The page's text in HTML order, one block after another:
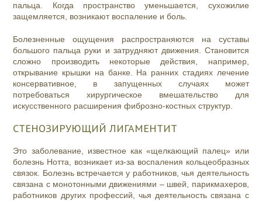
пальца. Когда пространство уменьшается, сухожилие
защемляется, возникают воспаление и боль.
Болезненные ощущения распространяются на суставы
большого пальца руки и затрудняют движения. Становится
сложно производить некоторые действия, например,
открывание крышки на банке. На ранних стадиях лечение
консервативное, в запущенных случаях может
потребоваться хирургическое вмешательство для
искусственного расширения фиброзно-костных структур.
СТЕНОЗИРУЮЩИЙ ЛИГАМЕНТИТ
Это заболевание, известное как «щелкающий палец» или
болезнь Нотта, возникает из-за воспаления кольцеобразных
связок. Болезнь встречается у работников, чья деятельность
связана с монотонными движениями – швей, парикмахеров,
работников других профессий, чья деятельность связана с